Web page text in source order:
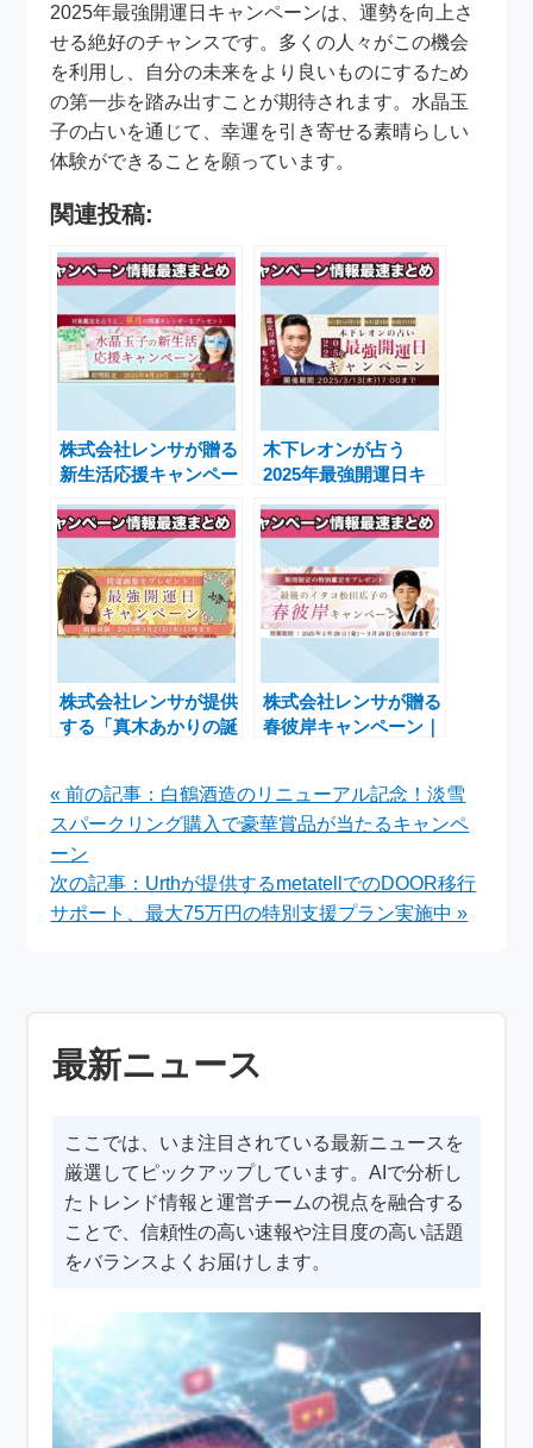
2025年最強開運日キャンペーンは、運勢を向上さ
せる絶好のチャンスです。多くの人々がこの機会
を利用し、自分の未来をより良いものにするため
の第一歩を踏み出すことが期待されます。水晶玉
子の占いを通じて、幸運を引き寄せる素晴らしい
体験ができることを願っています。
関連投稿:
株式会社レンサが贈る
新生活応援キャンペー
ャンス
木下レオンが占う
2025年最強開運日キ
プを実現
株式会社レンサが提供
する「真木あかりの誕
株式会社レンサが贈る
春彼岸キャンペーン｜
ス
« 前の記事：白鶴酒造のリニューアル記念！淡雪
スパークリング購入で豪華賞品が当たるキャンペ
ーン
次の記事：Urthが提供するmetatellでのDOOR移行
サポート、最大75万円の特別支援プラン実施中 »
最新ニュース
ここでは、いま注目されている最新ニュースを
厳選してピックアップしています。AIで分析し
たトレンド情報と運営チームの視点を融合する
ことで、信頼性の高い速報や注目度の高い話題
をバランスよくお届けします。